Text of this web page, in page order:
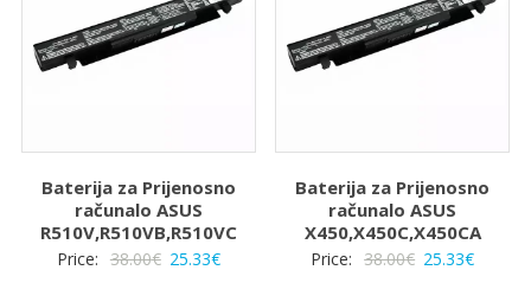
Baterija za Prijenosno
računalo ASUS
R510V,R510VB,R510VC
Price: 38.00€ Izvorna
25.33€Trenutna
Baterija za Prijenosno
računalo ASUS
X450,X450C,X450CA
Price: 38.00€ Izvorna
25.33€